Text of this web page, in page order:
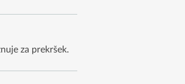
za prekršek.